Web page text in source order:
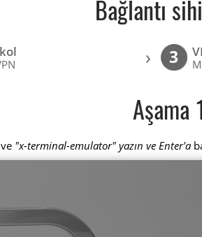
Bağlantı
› 3
Aşama 1
"x-terminal-emulator" yazın ve Enter'a